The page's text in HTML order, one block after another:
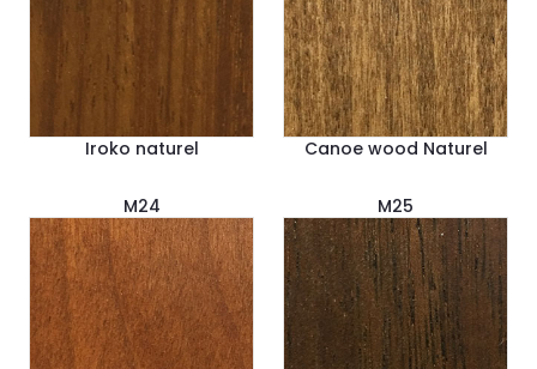
Iroko naturel Canoe wood Naturel
M24 M25